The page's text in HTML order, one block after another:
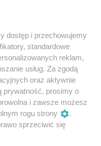
20℃
Zobacz prognozę na 3 dni
dostęp i przechowujemy
standardowe
reklam,
usług. Za zgodą
oraz aktywnie
prywatność, prosimy o
i zawsze możesz
rogu strony
sprzeciwić się